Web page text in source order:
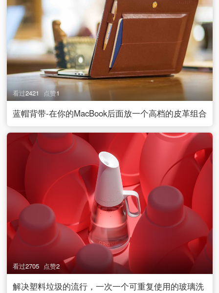
看过2421 点赞1
蓝帽背带-在你的MacBook后面放一个高档的皮革组合
看过2705 点赞2
解决塑料垃圾的流行，一次一个可重复使用的玻璃洗